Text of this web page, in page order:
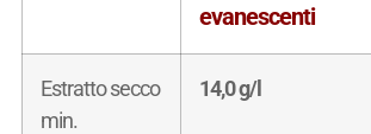
evanescenti
Estratto secco
min.
14,0 g/l